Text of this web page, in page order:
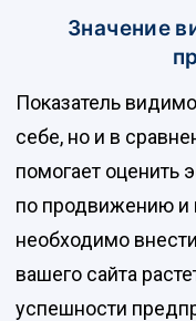
Значение
Показатель
себе, но и в
помогает оценить
по продвижению и
необходимо
вашего сайта
успешности